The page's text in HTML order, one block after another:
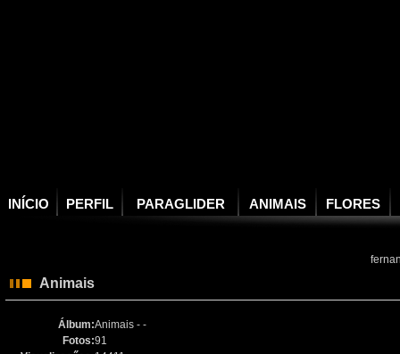
INÍCIO PERFIL PARAGLIDER ANIMAIS FLORES
Animais
Álbum:Animais - -
Fotos:91